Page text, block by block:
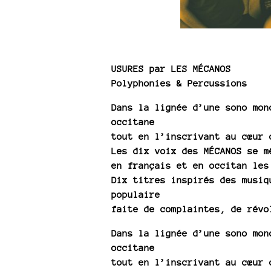
USURES par LES MÉCANOS
Polyphonies & Percussions
Dans la lignée d’une sono
occitane
tout en l’inscrivant au cœur
Les dix voix des MÉCANOS
en français et en occitan
Dix titres inspirés des
populaire
faite de complaintes, de
Dans la lignée d’une sono
occitane
tout en l’inscrivant au cœur